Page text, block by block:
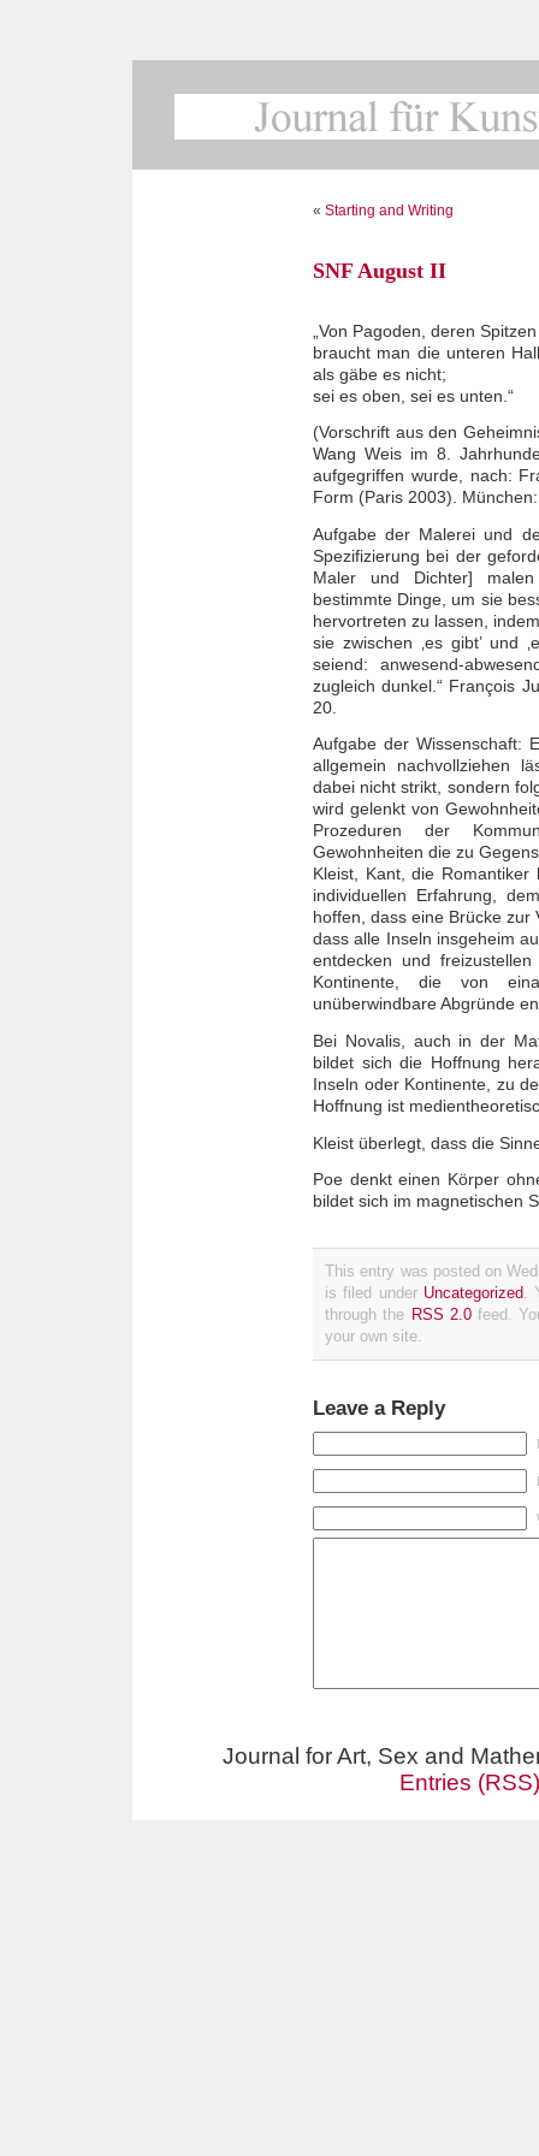
« Starting and Writing
SNF August II
„Von Pagoden, deren
braucht man die unteren
als gäbe es nicht;
sei es oben, sei es unten.“
(Vorschrift aus den
Wang Weis im 8.
aufgegriffen wurde, nach:
Form (Paris 2003).
Aufgabe der Malerei und
Spezifizierung bei der
Maler und Dichter]
bestimmte Dinge, um sie
hervortreten zu lassen,
sie zwischen ‚es gibt’ und
seiend: anwesend-
zugleich dunkel.“ François
20.
Aufgabe der Wissenschaft:
allgemein nachvollziehen
dabei nicht strikt, sondern
wird gelenkt von
Prozeduren der
Gewohnheiten die zu
Kleist, Kant, die Romantiker
individuellen Erfahrung,
hoffen, dass eine Brücke zur
dass alle Inseln insgeheim
entdecken und
Kontinente, die von
unüberwindbare Abgründe
Bei Novalis, auch in der
bildet sich die Hoffnung
Inseln oder Kontinente, zu
Hoffnung ist
Kleist überlegt, dass die
Poe denkt einen Körper
bildet sich im magnetischen
This entry was posted on
is filed under Uncategorized.
through the RSS 2.0feed.
your own site.
Leave a Reply
Journal for Art, Sex and
Entries (RSS)